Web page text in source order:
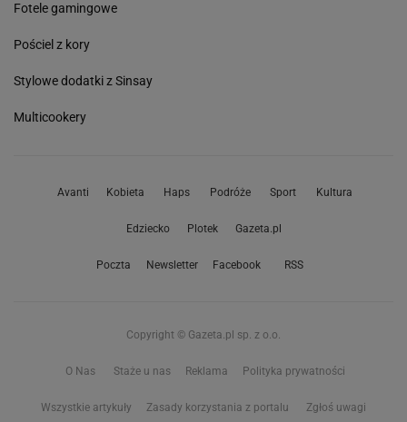
Fotele gamingowe
Pościel z kory
Stylowe dodatki z Sinsay
Multicookery
Avanti Kobieta Haps Podróże Sport Kultura
Edziecko Plotek Gazeta.pl
Poczta Newsletter Facebook RSS
Copyright © Gazeta.pl sp. z o.o.
O Nas Staże u nas Reklama Polityka prywatności
Wszystkie artykuły Zasady korzystania z portalu Zgłoś uwagi